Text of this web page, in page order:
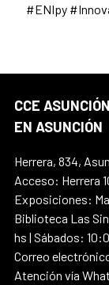
#ENIpy
CCE
EN ASUNCIÓN
Herrera, 834,
Acceso: Herrera
Exposiciones:
Biblioteca Las
hs | Sábados:
Correo
Atención vía